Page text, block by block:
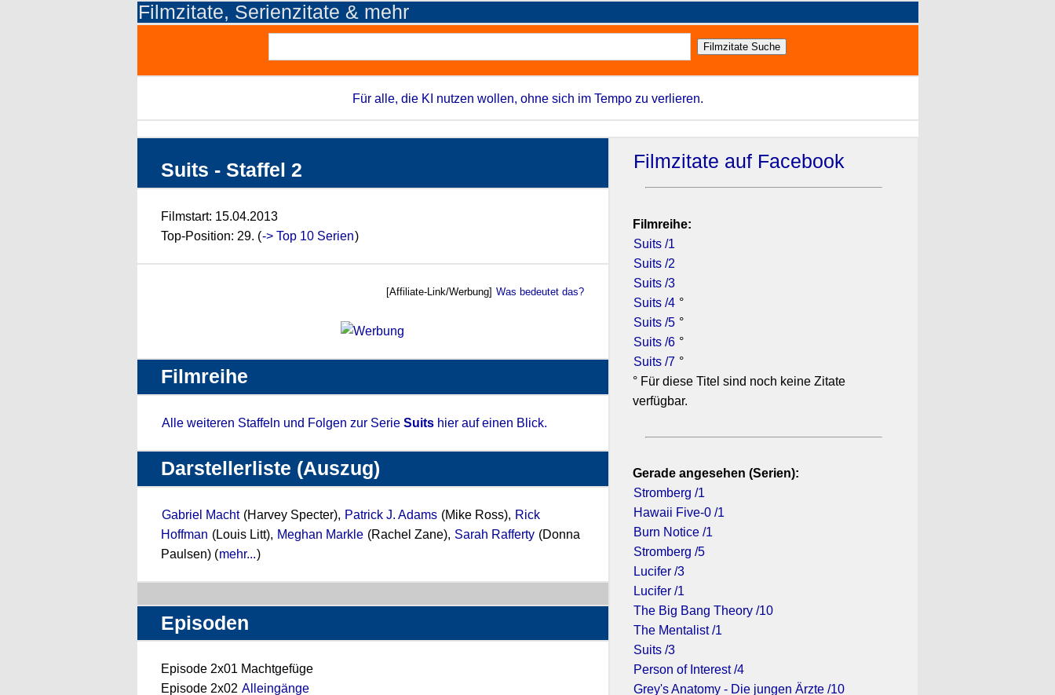
Filmzitate, Serienzitate & mehr
Für alle, die KI nutzen wollen, ohne sich im Tempo zu verlieren.
Suits - Staffel 2
Filmstart: 15.04.2013
Top-Position: 29. (-> Top 10 Serien)
[Affiliate-Link/Werbung] Was bedeutet das?
Filmreihe
Alle weiteren Staffeln und Folgen zur Serie Suitshier auf einen Blick.
Darstellerliste (Auszug)
Gabriel Macht(Harvey Specter), Patrick J. Adams (Mike Ross), Rick
Hoffman (Louis Litt), Meghan Markle (Rachel Zane), Sarah Rafferty (Donna
Paulsen) (mehr...)
Episoden
Episode 2x01 Machtgefüge
Episode 2x02 Alleingänge
Filmzitate auf Facebook
Filmreihe:
Suits /1
Suits /2
Suits /3
Suits /4 °
Suits /5 °
Suits /6 °
Suits /7 °
° Für diese Titel sind noch keine Zitate
verfügbar.
Gerade angesehen (Serien):
Stromberg /1
Hawaii Five-0 /1
Burn Notice /1
Stromberg /5
Lucifer /3
Lucifer /1
The Big Bang Theory /10
The Mentalist /1
Suits /3
Person of Interest /4
Grey's Anatomy - Die jungen Ärzte /10